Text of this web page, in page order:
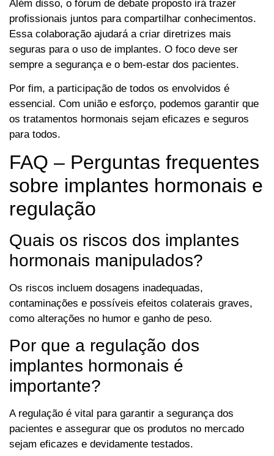
Além disso, o fórum de debate proposto irá trazer
profissionais juntos para compartilhar conhecimentos.
Essa colaboração ajudará a criar diretrizes mais
seguras para o uso de implantes. O foco deve ser
sempre a segurança e o bem-estar dos pacientes.
Por fim, a participação de todos os envolvidos é
essencial. Com união e esforço, podemos garantir que
os tratamentos hormonais sejam eficazes e seguros
para todos.
FAQ – Perguntas frequentes
sobre implantes hormonais e
regulação
Quais os riscos dos implantes
hormonais manipulados?
Os riscos incluem dosagens inadequadas,
contaminações e possíveis efeitos colaterais graves,
como alterações no humor e ganho de peso.
Por que a regulação dos
implantes hormonais é
importante?
A regulação é vital para garantir a segurança dos
pacientes e assegurar que os produtos no mercado
sejam eficazes e devidamente testados.